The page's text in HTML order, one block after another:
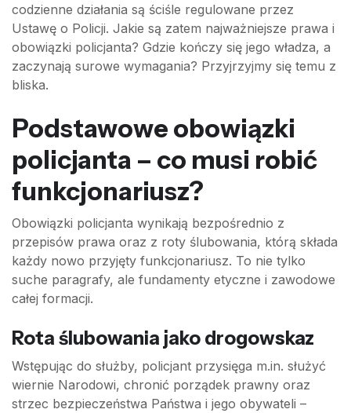
codzienne działania są ściśle regulowane przez
Ustawę o Policji. Jakie są zatem najważniejsze prawa i
obowiązki policjanta? Gdzie kończy się jego władza, a
zaczynają surowe wymagania? Przyjrzyjmy się temu z
bliska.
Podstawowe obowiązki
policjanta – co musi robić
funkcjonariusz?
Obowiązki policjanta wynikają bezpośrednio z
przepisów prawa oraz z roty ślubowania, którą składa
każdy nowo przyjęty funkcjonariusz. To nie tylko
suche paragrafy, ale fundamenty etyczne i zawodowe
całej formacji.
Rota ślubowania jako drogowskaz
Wstępując do służby, policjant przysięga m.in. służyć
wiernie Narodowi, chronić porządek prawny oraz
strzec bezpieczeństwa Państwa i jego obywateli –